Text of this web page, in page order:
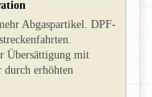
Abgaspartikel. DPF-
Übersättigung mit
durch erhöhten